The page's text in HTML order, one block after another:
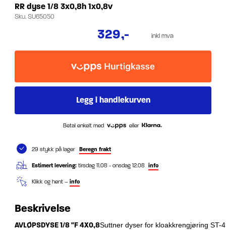
RR dyse 1/8 3x0,8h 1x0,8v
Sku.SU65050
329,- inkl mva
Betal enkelt med eller
29 stykk på lager Beregn frakt
Estimert levering: tirsdag 11.08 - onsdag 12.08 info
Klikk og hent – info
Beskrivelse
AVLØPSDYSE 1/8 "F 4X0,8Suttner dyser for kloakkrengjøring ST-